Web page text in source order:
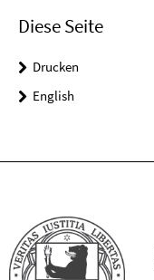
Diese Seite
Drucken
English